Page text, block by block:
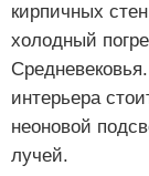
кирпичных
холодный
интерьера
неоновой
лучей.